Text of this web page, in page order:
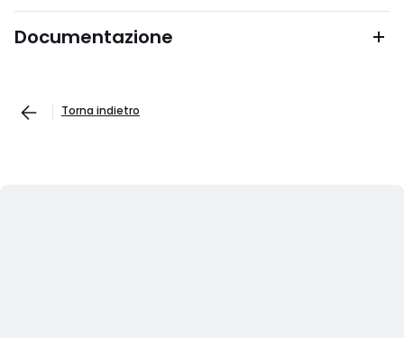
Documentazione
Torna indietro